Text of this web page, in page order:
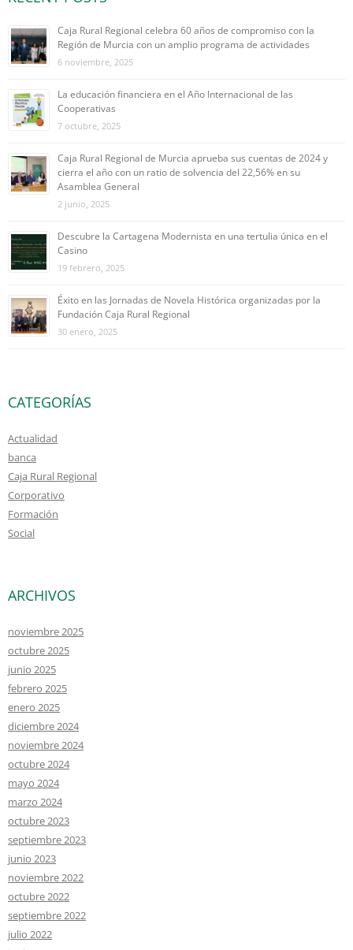
Caja Rural Regional celebra 60 años de compromiso con la
Región de Murcia con un amplio programa de actividades
6 noviembre, 2025
La educación financiera en el Año Internacional de las
Cooperativas
7 octubre, 2025
Caja Rural Regional de Murcia aprueba sus cuentas de 2024 y
cierra el año con un ratio de solvencia del 22,56% en su
Asamblea General
2 junio, 2025
Descubre la Cartagena Modernista en una tertulia única en el
Casino
19 febrero, 2025
Éxito en las Jornadas de Novela Histórica organizadas por la
Fundación Caja Rural Regional
30 enero, 2025
CATEGORÍAS
Actualidad
banca
Caja Rural Regional
Corporativo
Formación
Social
ARCHIVOS
noviembre 2025
octubre 2025
junio 2025
febrero 2025
enero 2025
diciembre 2024
noviembre 2024
octubre 2024
mayo 2024
marzo 2024
octubre 2023
septiembre 2023
junio 2023
noviembre 2022
octubre 2022
septiembre 2022
julio 2022